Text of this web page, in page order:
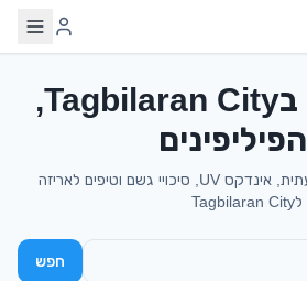
מזג אוויר בTagbilaran City,
הפיליפינים
תחזית 7 ימים, תחזית שעתית, אינדקס UV, סיכויי גשם וטיפים לאריזה
לTagbilaran City
חפש